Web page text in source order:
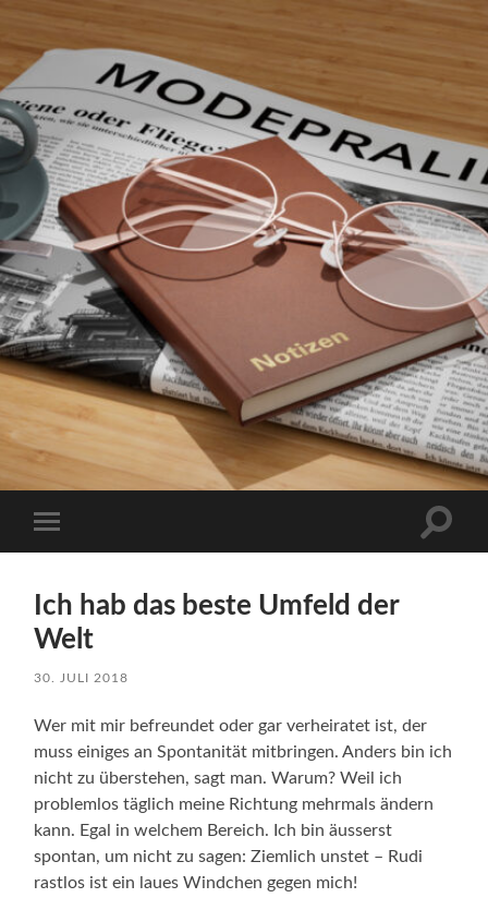
Menü
Ich hab das beste Umfeld der
Welt
30. JULI 2018
Wer mit mir befreundet oder gar verheiratet ist, der
muss einiges an Spontanität mitbringen. Anders bin ich
nicht zu überstehen, sagt man. Warum? Weil ich
problemlos täglich meine Richtung mehrmals ändern
kann. Egal in welchem Bereich. Ich bin äusserst
spontan, um nicht zu sagen: Ziemlich unstet – Rudi
rastlos ist ein laues Windchen gegen mich!